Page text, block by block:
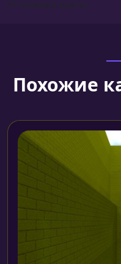
Похожие